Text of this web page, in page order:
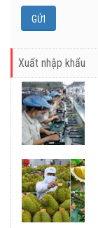
Xuất nhập khẩu